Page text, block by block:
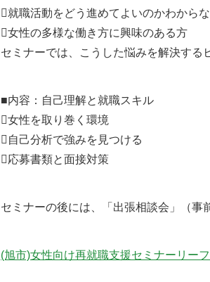
就職活動をどう進めてよいのかわから
女性の多様な働き方に興味のある方
セミナーでは、こうした悩みを解決する
■内容：自己理解と就職スキル
女性を取り巻く環境
自己分析で強みを見つける
応募書類と面接対策
セミナーの後には、「出張相談会」（事
(旭市)女性向け再就職支援セミナーリー